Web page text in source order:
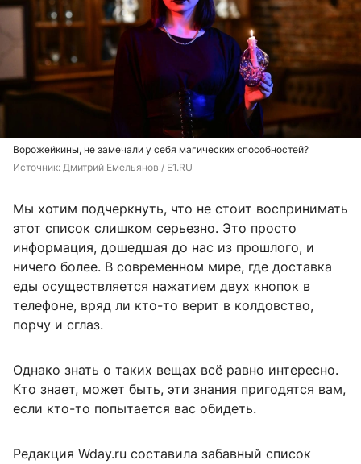
Ворожейкины, не замечали у себя магических способностей?
Источник: Дмитрий Емельянов / E1.RU
Мы хотим подчеркнуть, что не стоит воспринимать
этот список слишком серьезно. Это просто
информация, дошедшая до нас из прошлого, и
ничего более. В современном мире, где доставка
еды осуществляется нажатием двух кнопок в
телефоне, вряд ли кто-то верит в колдовство,
порчу и сглаз.
Однако знать о таких вещах всё равно интересно.
Кто знает, может быть, эти знания пригодятся вам,
если кто-то попытается вас обидеть.
Редакция Wday.ru составила забавный список